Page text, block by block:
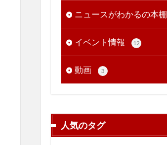
ニュースがわかるの本棚
イベント情報 12
動画 3
人気のタグ